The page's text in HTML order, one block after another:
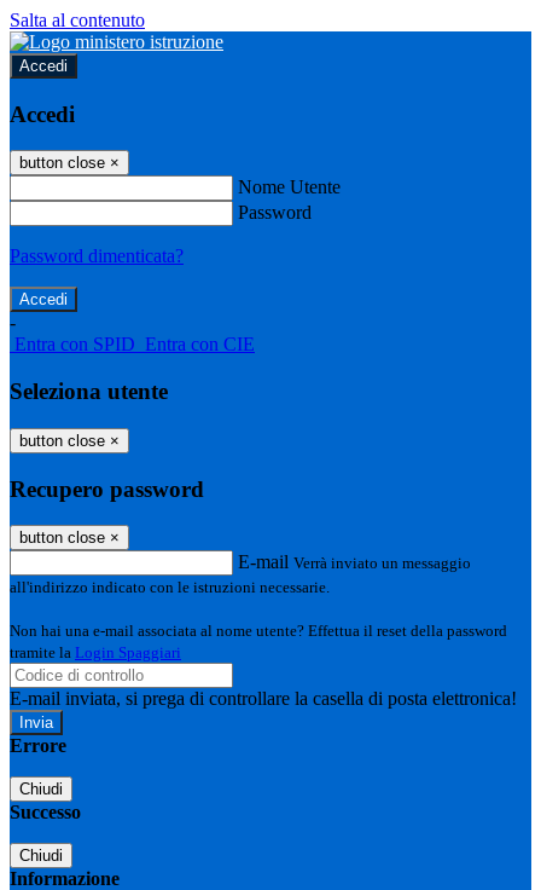
Salta al contenuto
Accedi
Accedi
button close ×
Nome Utente
Password
Password dimenticata?
-
Entra con SPID Entra con CIE
Seleziona utente
button close ×
Recupero password
button close ×
E-mail Verrà inviato un messaggio
all'indirizzo indicato con le istruzioni necessarie.
Non hai una e-mail associata al nome utente? Effettua il reset della password
tramite la Login Spaggiari
E-mail inviata, si prega di controllare la casella di posta elettronica!
Errore
Chiudi
Successo
Chiudi
Informazione